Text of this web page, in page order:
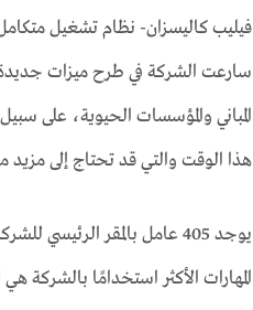
سارعت الشركة في طرح ميزات
المباني والمؤسسات الحيوية، على
هذا الوقت والتي قد تحتاج إلى مزيد
المهارات الأكثر استخدامًا بالشركة هي